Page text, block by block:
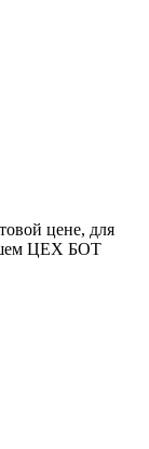
цене, для
ЦЕХ БОТ